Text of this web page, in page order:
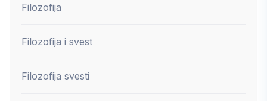
Filozofija
Filozofija i svest
Filozofija svesti